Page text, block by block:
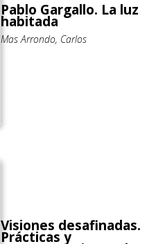
Pablo Gargallo. La luz
habitada
Mas Arrondo, Carlos
Visiones desafinadas.
Prácticas y